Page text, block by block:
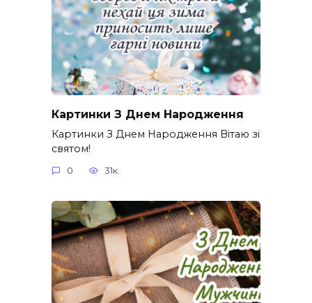
Картинки З Днем Народження
Картинки З Днем Народження Вітаю зі
святом!
0 31к.